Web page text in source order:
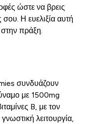
ώστε να βρεις
Η ευελιξία αυτή
πράξη.
συνδυάζουν
με 1500mg
B, με τον
λειτουργία,